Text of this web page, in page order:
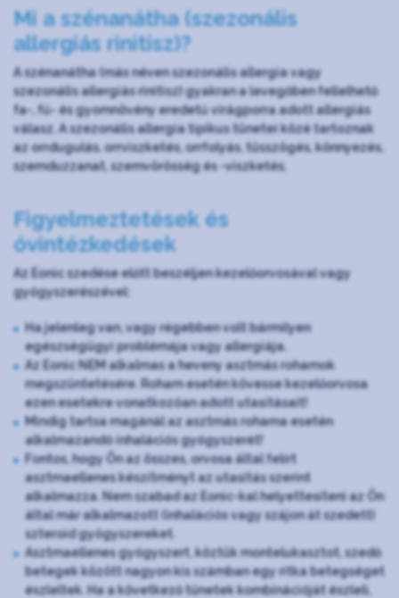
Mi a szénanátha (szezonális
allergiás rinitisz)?
A szénanátha (más néven szezonális allergia vagy
szezonális allergiás rinitisz) gyakran a levegőben fellelhető
fa-, fű- és gyomnövény eredetű virágporra adott allergiás
válasz. A szezonális allergia tipikus tünetei közé tartoznak
az orrdugulás, orrviszketés, orrfolyás, tüsszögés, könnyezés,
szemduzzanat, szemvörösség és -viszketés.
Figyelmeztetések és
óvintézkedések
Az Eonic szedése előtt beszéljen kezelőorvosával vagy
gyógyszerészével:
Ha jelenleg van, vagy régebben volt bármilyen
egészségügyi problémája vagy allergiája.
Az Eonic NEM alkalmas a heveny asztmás rohamok
megszüntetésére. Roham esetén kövesse kezelőorvosa
ezen esetekre vonatkozóan adott utasításait!
Mindig tartsa magánál az asztmás rohama esetén
alkalmazandó inhalációs gyógyszerét!
Fontos, hogy Ön az összes, orvosa által felírt
asztmaellenes készítményt az utasítás szerint
alkalmazza. Nem szabad az Eonic-kal helyettesíteni az Ön
által már alkalmazott (inhalációs vagy szájon át szedett)
szteroid gyógyszereket.
Asztmaellenes gyógyszert, köztük montelukasztot, szedő
betegek között nagyon kis számban egy ritka betegséget
észleltek. Ha a következő tünetek kombinációját észleli,